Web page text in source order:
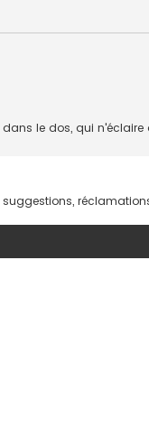
le dos, qui